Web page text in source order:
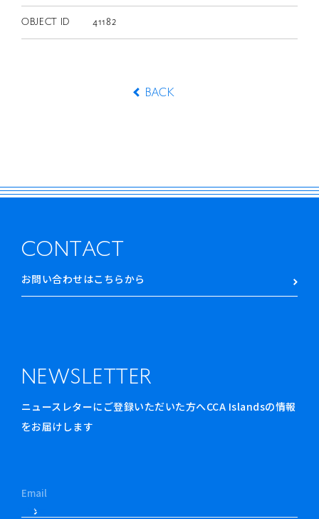
OBJECT ID 41182
BACK
CONTACT
お問い合わせはこちらから
NEWSLETTER
ニュースレターにご登録いただいた方へCCA Islandsの情報
をお届けします